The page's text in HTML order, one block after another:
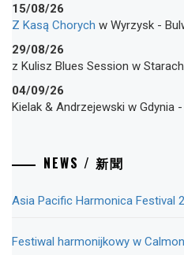
15/08/26
Z Kasą Chorych w Wyrzysk -
29/08/26
z Kulisz Blues Session w
04/09/26
Kielak & Andrzejewski w Gdynia -
NEWS / 新聞
Asia Pacific Harmonica Festival
Festiwal harmonijkowy w